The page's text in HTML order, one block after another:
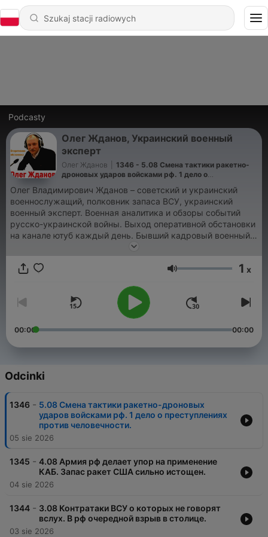
Podcasty
Олег Жданов, Украинский военный
эксперт
Олег Жданов
1346 - 5.08 Смена тактики ракетно-
дроновых ударов войсками рф. 1 дело о
Олег Владимирович Жданов – советский и украинский
военнослужащий, полковник запаса ВСУ, украинский
военный эксперт. Военная аналитика и обзоры событий
русско-украинской войны. Выход оперативной обстановки
на канале ютуб каждый день. Бывший кадровый военный
имеет вес в кругах людей, которые интересуются разными
Украины. Не пропускает сейчас никаких важных событий
обзоры. Активно публикуется в Интернете. Ютуб канал
автора пересек отметку в 900 тысяч подписчиков.
Głośność 1 x
00:00 00:00
Odcinki
1346 - 5.08 Смена тактики ракетно-дроновых
ударов войсками рф. 1 дело о преступлениях
против человечности.
05 sie 2026
1345 - 4.08 Армия рф делает упор на применение
КАБ. Запас ракет США сильно истощен.
04 sie 2026
1344 - 3.08 Контратаки ВСУ о которых не говорят
вслух. В рф очередной взрыв в столице.
03 sie 2026